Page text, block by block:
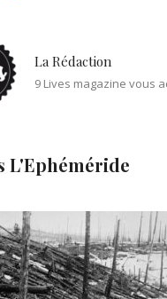
La Rédaction
9 Lives magazine vous
L'Ephéméride